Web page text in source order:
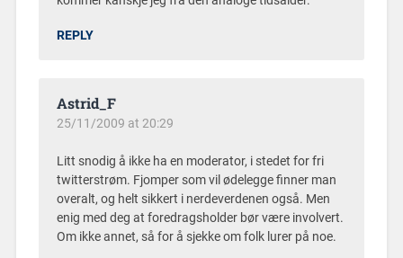
REPLY
Astrid_F
25/11/2009 at 20:29
Litt snodig å ikke ha en moderator, i stedet for fri
twitterstrøm. Fjomper som vil ødelegge finner man
overalt, og helt sikkert i nerdeverdenen også. Men
enig med deg at foredragsholder bør være involvert.
Om ikke annet, så for å sjekke om folk lurer på noe.